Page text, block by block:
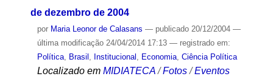
de dezembro de 2004
por Maria Leonor de Calasans — publicado20/12/2004 —
última modificação24/04/2014 17:13 — registrado em:
Política, Brasil , Institucional , Economia, Ciência Política
Localizado em MIDIATECA /Fotos /Eventos